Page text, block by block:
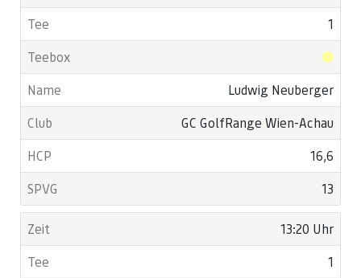
1
Ludwig Neuberger
GC GolfRange Wien-Achau
16,6
13
13:20 Uhr
1